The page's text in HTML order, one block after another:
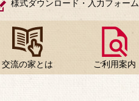
様式ダウンロード・入力フォーム
交流の家とは ご利用案内